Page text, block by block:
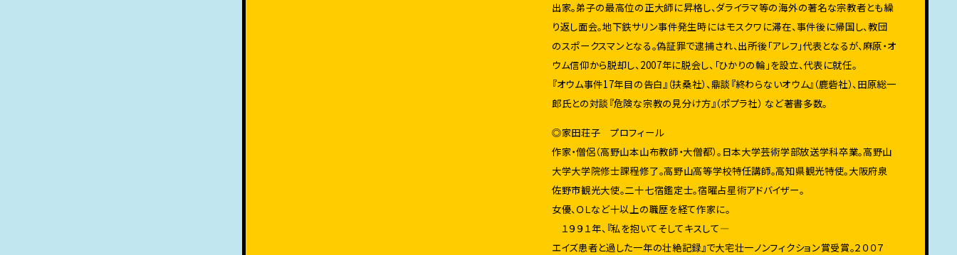
出家。弟子の最高位の正大師に昇格し、ダライラマ等の海外の著名な宗教者とも繰
り返し面会。地下鉄サリン事件発生時にはモスクワに滞在、事件後に帰国し、教団
のスポークスマンとなる。偽証罪で逮捕され、出所後「アレフ」代表となるが、麻原・オ
ウム信仰から脱却し、2007年に脱会し、「ひかりの輪」を設立、代表に就任。
『オウム事件17年目の告白』（扶桑社）、鼎談『終わらないオウム』（鹿砦社）、田原総一
郎氏との対談『危険な宗教の見分け方』（ポプラ社） など著書多数。
◎家田荘子 プロフィール
作家・僧侶（高野山本山布教師・大僧都）。日本大学芸術学部放送学科卒業。高野山
大学大学院修士課程修了。高野山高等学校特任講師。高知県観光特使。大阪府泉
佐野市観光大使。二十七宿鑑定士。宿曜占星術アドバイザー。
女優、ＯＬなど十以上の職歴を経て作家に。
１９９１年、『私を抱いてそしてキスして―
エイズ患者と過した一年の壮絶記録』で大宅壮一ノンフィクション賞受賞。２００７